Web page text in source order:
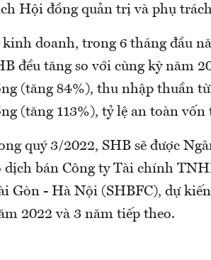
Hội đồng quản trị và phụ
kinh doanh, trong 6 tháng đầu
đều tăng so với cùng kỳ năm
(tăng 84%), thu nhập thuần
(tăng 113%), tỷ lệ an toàn vốn
quý 3/2022, SHB sẽ được
dịch bán Công ty Tài chính
Gòn - Hà Nội (SHBFC), dự
2022 và 3 năm tiếp theo.